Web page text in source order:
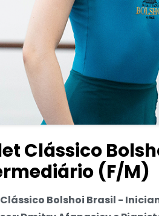
Clássico
(F/M)
Bolshoi Brasil -